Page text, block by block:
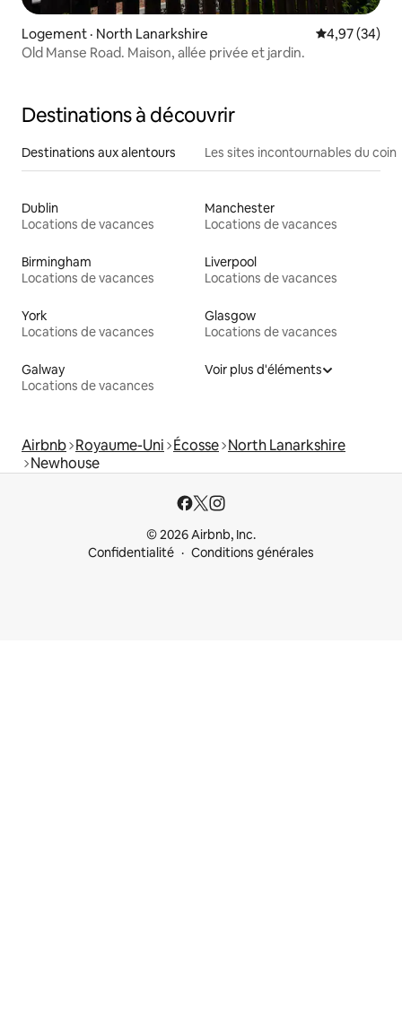
Logement · North Lanarkshire Note
4,97 (34)
Old Manse Road. Maison, allée privée et jardin.
Destinations à découvrir
Destinations aux alentours Les sites incontournables du coin
Dublin
Locations de vacances
Manchester
Locations de vacances
Birmingham
Locations de vacances
Liverpool
Locations de vacances
York
Locations de vacances
Glasgow
Locations de vacances
Galway
Locations de vacances
Voir plus d'éléments
Airbnb Royaume-Uni Écosse North Lanarkshire
Newhouse
© 2026 Airbnb, Inc.
Confidentialité
Conditions générales